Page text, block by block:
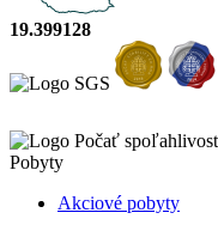
19.399128
Pobyty
Akciové pobyty